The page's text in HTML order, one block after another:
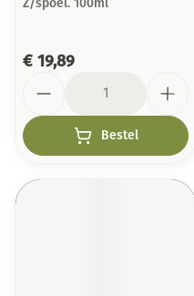
Z/spoel. 100ml
€ 19,89
Bestel